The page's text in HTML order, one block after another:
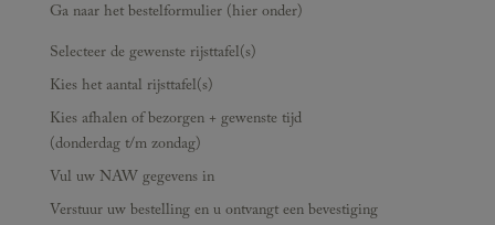
Ga naar het bestelformulier (hier onder)
Selecteer de gewenste rijsttafel(s)
Kies het aantal rijsttafel(s)
Kies afhalen of bezorgen + gewenste tijd
(donderdag t/m zondag)
Vul uw NAW gegevens in
Verstuur uw bestelling en u ontvangt een bevestiging